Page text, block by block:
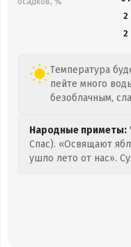
2
2
Температура
пейте много
безоблачным,
Народные приметы:
Спас). «Освящают
ушло лето от нас».